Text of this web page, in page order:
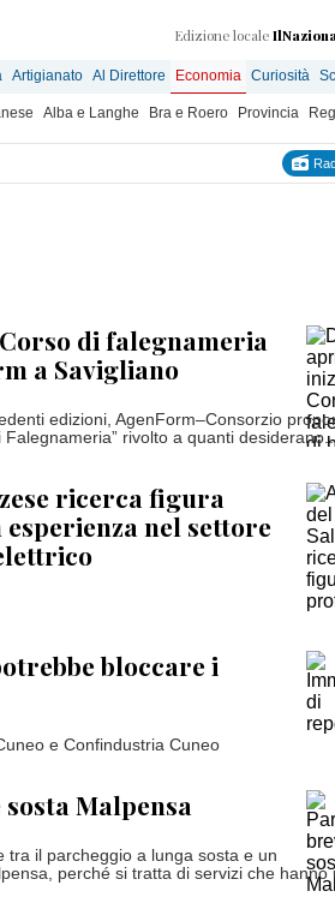
Edizione locale
Artigianato Al Direttore Economia Curiosità
Alba e Langhe Bra e Roero Provincia
di falegnameria
a Savigliano
edizioni, AgenForm–Consorzio
Falegnameria” rivolto a quanti
ricerca figura
nel settore
bloccare i
e Confindustria Cuneo
Malpensa
tra il parcheggio a lunga sosta e un
perché si tratta di servizi che hanno